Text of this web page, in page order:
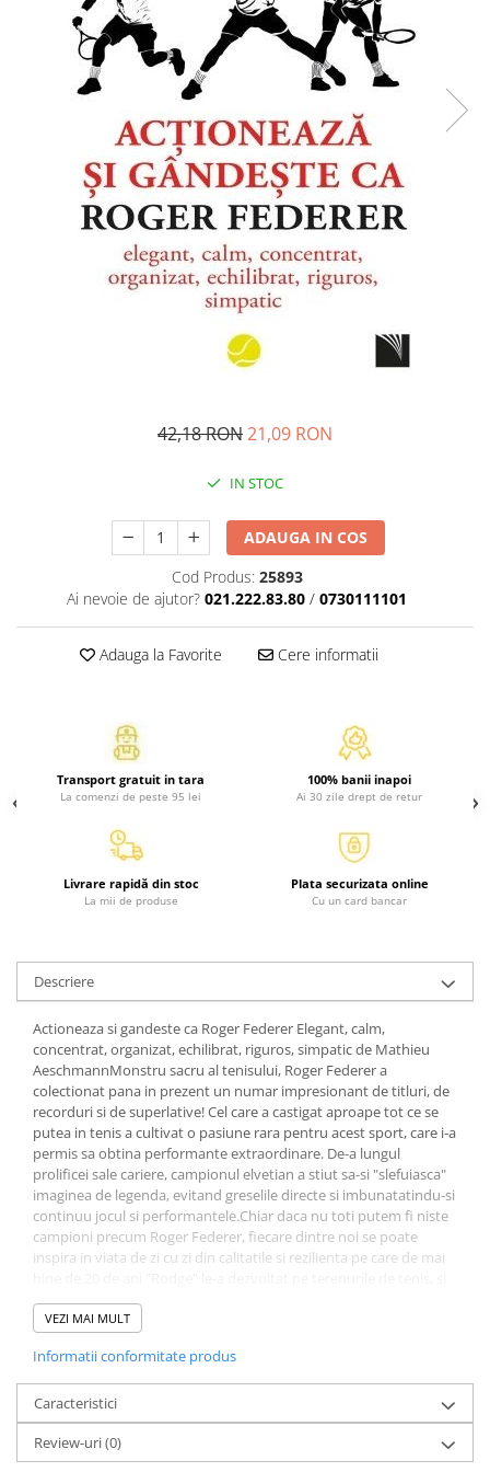
Resurse umane
Vanzari si marketing
Carte scolara
Atlase, dictionare si enciclopedii
Carte prescolara
Carte scolara
Dictionare de limba romana
Ghiduri de conversatie
Invatamant gimnazial
Invatamant primar
Activitati si jocuri pentru copii
Benzi desenate
Carte prescolara
Carti de colorat
Povesti si povestiri
Dictionare si enciclopedii
Dictionare de limba romana
Dictionare tematice
Enciclopedii
Diete si alimentatie sanatoasa
Fitness si frumusete
Diverse
Diverse
Feng Shui
Medicina alternativa
Sa nu razi :((
Drept
Legislatie
Fictiune
Actiune si Aventura
Actiune,aventura
Clasici
Crime, Thriller, Mistery
Fantasy
Istorica
Literatura de divertisment
42,18 RON21,09 RON
IN STOC
ADAUGA IN COS
Cod Produs: 25893
Ai nevoie de ajutor? 021.222.83.80 / 0730111101
Adauga la Favorite Cere informatii
Transport gratuit in tara
La comenzi de peste 95 lei
100% banii inapoi
Ai 30 zile drept de retur
Livrare rapidă din stoc
La mii de produse
Plata securizata online
Cu un card bancar
Descriere
Actioneaza si gandeste ca Roger Federer Elegant, calm,
concentrat, organizat, echilibrat, riguros, simpatic de Mathieu
AeschmannMonstru sacru al tenisului, Roger Federer a
colectionat pana in prezent un numar impresionant de titluri, de
recorduri si de superlative! Cel care a castigat aproape tot ce se
putea in tenis a cultivat o pasiune rara pentru acest sport, care i-a
permis sa obtina performante extraordinare. De-a lungul
prolificei sale cariere, campionul elvetian a stiut sa-si "slefuiasca"
imaginea de legenda, evitand greselile directe si imbunatatindu-si
continuu jocul si performantele.Chiar daca nu toti putem fi niste
campioni precum Roger Federer, fiecare dintre noi se poate
inspira in viata de zi cu zi din calitatile si rezilienta pe care de mai
nu numai. Sa actionezi si sa gandesti ca Roger Federer inseamna,
de fapt, sa inveti sa te cunosti pe tine in profunzime, sa-ti
inconjori, sa fii mereu increzator in fortele proprii, dar uneori si
autoironic, sa-ti asumi pe deplin punctele forte, dar sa si muncesti
din greu.Autentic, generos, increzator, amuzant, sensibil, curios,
pasionat, riguros, spontan, bun strateg... ROGER FEDERER este un
adevarat monument, care stie sa creeze armonie atat in viata
personala, cat si in lumea tenisului!Cariera si viata sa sunt imense
VEZI MAI MULT
Informatii conformitate produs
Caracteristici
Review-uri(0)